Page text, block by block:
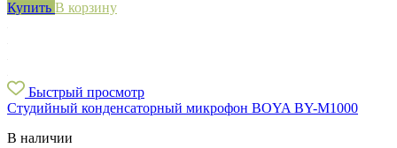
Купить В корзину
Быстрый просмотр
Студийный конденсаторный микрофон BOYA BY-M1000
В наличии